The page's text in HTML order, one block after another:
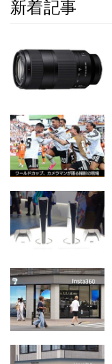
新着記事